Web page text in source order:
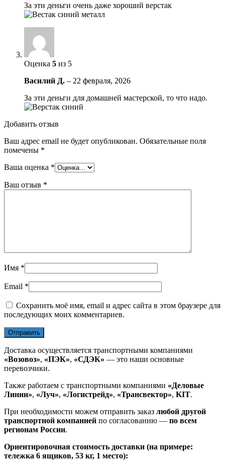
За эти деньги очень даже хороший верстак
Оценка 5 из 5
Василий Д. – 22 февраля, 2026
За эти деньги для домашней мастерской, то что надо.
Добавить отзыв
Ваш адрес email не будет опубликован. Обязательные поля
помечены *
Ваша оценка *
Ваш отзыв *
Имя *
Email *
Сохранить моё имя, email и адрес сайта в этом браузере для
последующих моих комментариев.
Доставка осуществляется транспортными компаниями
«Возовоз», «ПЭК», «СДЭК» — это наши основные
перевозчики.
Также работаем с транспортными компаниями «Деловые
Линии», «Луч», «Логистрейд», «Трансвектор», KIT.
При необходимости можем отправить заказ любой другой
транспортной компанией по согласованию — по всем
регионам России.
Ориентировочная стоимость доставки (на примере:
тележка 6 ящиков, 53 кг, 1 место):